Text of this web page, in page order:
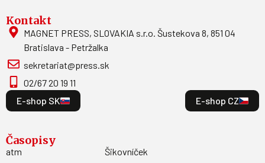
Kontakt
MAGNET PRESS, SLOVAKIA s.r.o. Šustekova 8, 851 04
Bratislava - Petržalka
sekretariat@press.sk
02/67 20 19 11
E-shop SK
E-shop CZ
Časopisy
atm
Šikovníček